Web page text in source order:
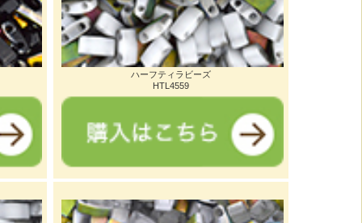
ハーフティラビーズ
HTL4559